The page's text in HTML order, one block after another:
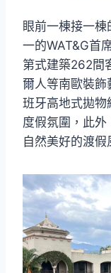
眼前一棟接一
一的WAT&G首
第式建築262間
爾人等南歐裝飾
班牙高地式拋物
度假氛圍，此
自然美好的渡假